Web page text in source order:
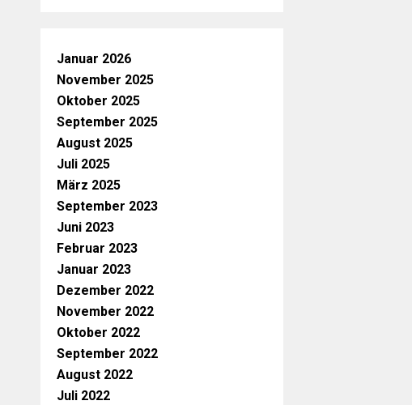
Januar 2026
November 2025
Oktober 2025
September 2025
August 2025
Juli 2025
März 2025
September 2023
Juni 2023
Februar 2023
Januar 2023
Dezember 2022
November 2022
Oktober 2022
September 2022
August 2022
Juli 2022